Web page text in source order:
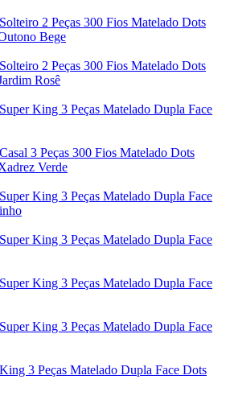
2 Peças 300 Fios Matelado Dots
Bege
2 Peças 300 Fios Matelado Dots
Rosê
King 3 Peças Matelado Dupla Face
3 Peças 300 Fios Matelado Dots
Verde
King 3 Peças Matelado Dupla Face
King 3 Peças Matelado Dupla Face
King 3 Peças Matelado Dupla Face
King 3 Peças Matelado Dupla Face
3 Peças Matelado Dupla Face Dots